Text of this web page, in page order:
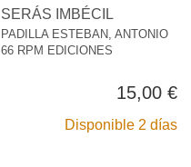
SERÁS IMBÉCIL
PADILLA ESTEBAN, ANTONIO
66 RPM EDICIONES
15,00 €
Disponible 2 días